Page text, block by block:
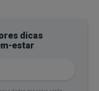
dicas
estar